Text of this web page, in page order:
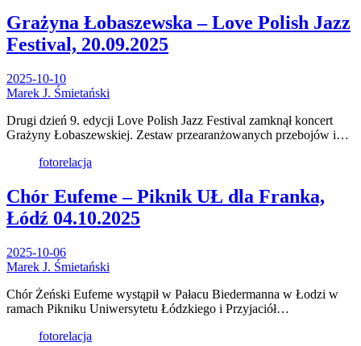
Grażyna Łobaszewska – Love Polish Jazz
Festival, 20.09.2025
2025-10-10
Marek J. Śmietański
Drugi dzień 9. edycji Love Polish Jazz Festival zamknął koncert
Grażyny Łobaszewskiej. Zestaw przearanżowanych przebojów i…
fotorelacja
Chór Eufeme – Piknik UŁ dla Franka,
Łódź 04.10.2025
2025-10-06
Marek J. Śmietański
Chór Żeński Eufeme wystąpił w Pałacu Biedermanna w Łodzi w
ramach Pikniku Uniwersytetu Łódzkiego i Przyjaciół…
fotorelacja